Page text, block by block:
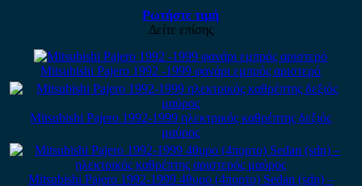
Ρωτήστε τιμή
Δείτε επίσης
Mitsubishi Pajero 1992 -1999 φανάρι εμπρός αριστερό
Mitsubishi Pajero 1992-1999 ηλεκτρικός καθρέπτης δεξιός
μαύρος
Mitsubishi Pajero 1992-1999 4θυρο (4πορτο) Sedan (sdn) –